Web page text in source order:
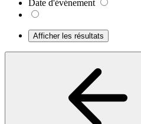
Date d'événement
Afficher les résultats